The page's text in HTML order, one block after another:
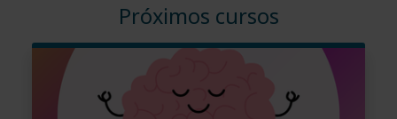
Próximos cursos